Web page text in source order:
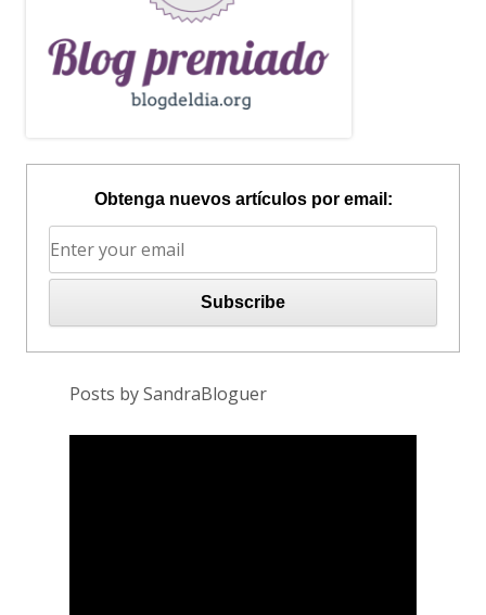
Obtenga nuevos artículos por email:
Posts by SandraBloguer